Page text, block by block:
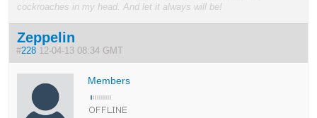
cockroaches in my head. And let it always will be!
Zeppelin
#228 12-04-13 08:34 GMT
Members